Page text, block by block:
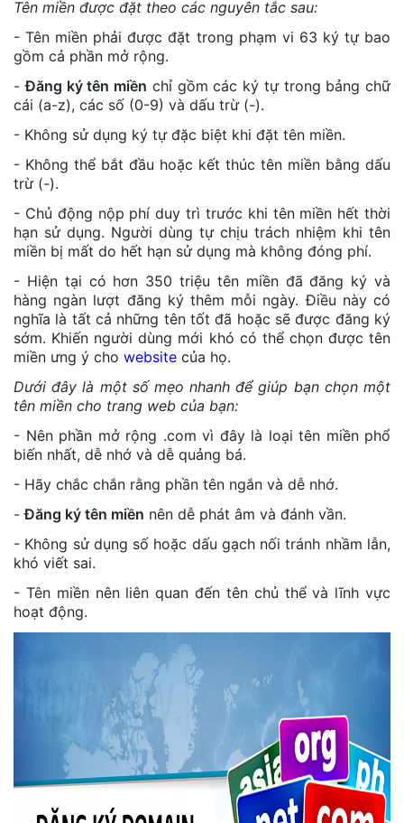
Tên miền được đặt theo các nguyên tắc sau:
- Tên miền phải được đặt trong phạm vi 63 ký tự bao
gồm cả phần mở rộng.
-Đăng ký tên miền chỉ gồm các ký tự trong bảng chữ
cái (a-z), các số (0-9) và dấu trừ (-).
- Không sử dụng ký tự đặc biệt khi đặt tên miền.
- Không thể bắt đầu hoặc kết thúc tên miền bằng dấu
trừ (-).
- Chủ động nộp phí duy trì trước khi tên miền hết thời
hạn sử dụng. Người dùng tự chịu trách nhiệm khi tên
miền bị mất do hết hạn sử dụng mà không đóng phí.
- Hiện tại có hơn 350 triệu tên miền đã đăng ký và
hàng ngàn lượt đăng ký thêm mỗi ngày. Điều này có
nghĩa là tất cả những tên tốt đã hoặc sẽ được đăng ký
sớm. Khiến người dùng mới khó có thể chọn được tên
miền ưng ý cho website của họ.
Dưới đây là một số mẹo nhanh để giúp bạn chọn một
tên miền cho trang web của bạn:
- Nên phần mở rộng .com vì đây là loại tên miền phổ
biến nhất, dễ nhớ và dễ quảng bá.
- Hãy chắc chắn rằng phần tên ngắn và dễ nhớ.
-Đăng ký tên miền nên dễ phát âm và đánh vần.
- Không sử dụng số hoặc dấu gạch nối tránh nhầm lẫn,
khó viết sai.
- Tên miền nên liên quan đến tên chủ thể và lĩnh vực
hoạt động.